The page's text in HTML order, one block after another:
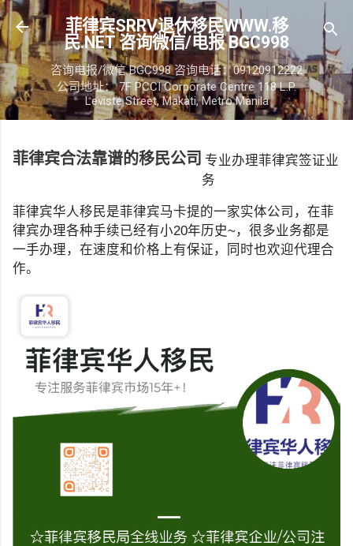
跳至主要内容
菲律宾SRRV退休移民WWW.移
民.NET 咨询微信/电报 BGC998
咨询电报/微信 BGC998 咨询电话：09120912222
公司地址： 7F PCCI Corporate Centre 118 L.P.
Leviste Street, Makati, Metro Manila
菲律宾合法靠谱的移民公司 专业办理菲律宾签证业
务
菲律宾华人移民是菲律宾马卡提的一家实体公司，在菲
律宾办理各种手续已经有小20年历史~，很多业务都是
一手办理，在速度和价格上有保证，同时也欢迎代理合
作。